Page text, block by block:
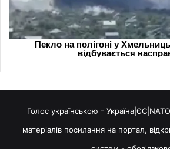
Голос українською -
матеріалів посилання на портал,